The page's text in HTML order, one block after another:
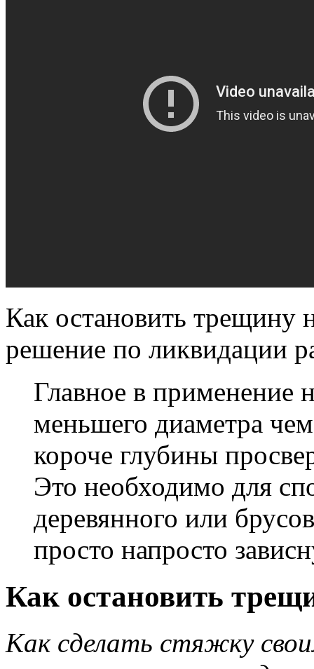
Как остановить трещину
решение по ликвидации
Главное в применение
меньшего диаметра
короче глубины
Это необходимо для
деревянного или
просто напросто
Как остановить
Как сделать стяжку